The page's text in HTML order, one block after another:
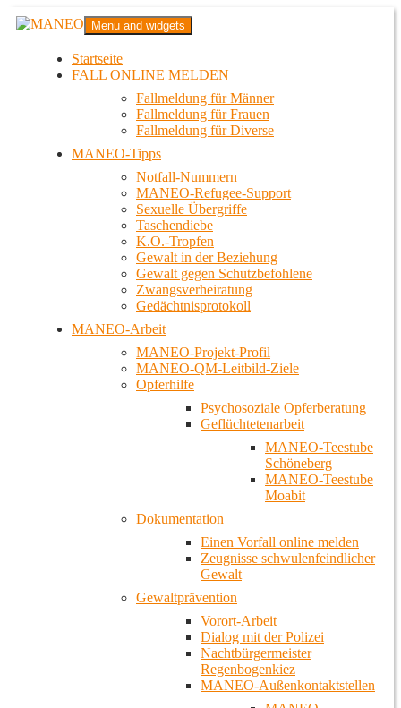
Zum
InhaltMANEO
Das schwule Anti-Gewalt-Projekt in Berlin
Menu and widgets
Startseite
FALL ONLINE MELDEN
Fallmeldung für Männer
Fallmeldung für Frauen
Fallmeldung für Diverse
MANEO-Tipps
Notfall-Nummern
MANEO-Refugee-Support
Sexuelle Übergriffe
Taschendiebe
K.O.-Tropfen
Gewalt in der Beziehung
Gewalt gegen Schutzbefohlene
Zwangsverheiratung
Gedächtnisprotokoll
MANEO-Arbeit
MANEO-Projekt-Profil
MANEO-QM-Leitbild-Ziele
Opferhilfe
Psychosoziale Opferberatung
Geflüchtetenarbeit
MANEO-Teestube
Schöneberg
MANEO-Teestube
Moabit
Dokumentation
Einen Vorfall online melden
Zeugnisse schwulenfeindlicher
Gewalt
Gewaltprävention
Vorort-Arbeit
Dialog mit der Polizei
Nachtbürgermeister
Regenbogenkiez
MANEO-Außenkontaktstellen